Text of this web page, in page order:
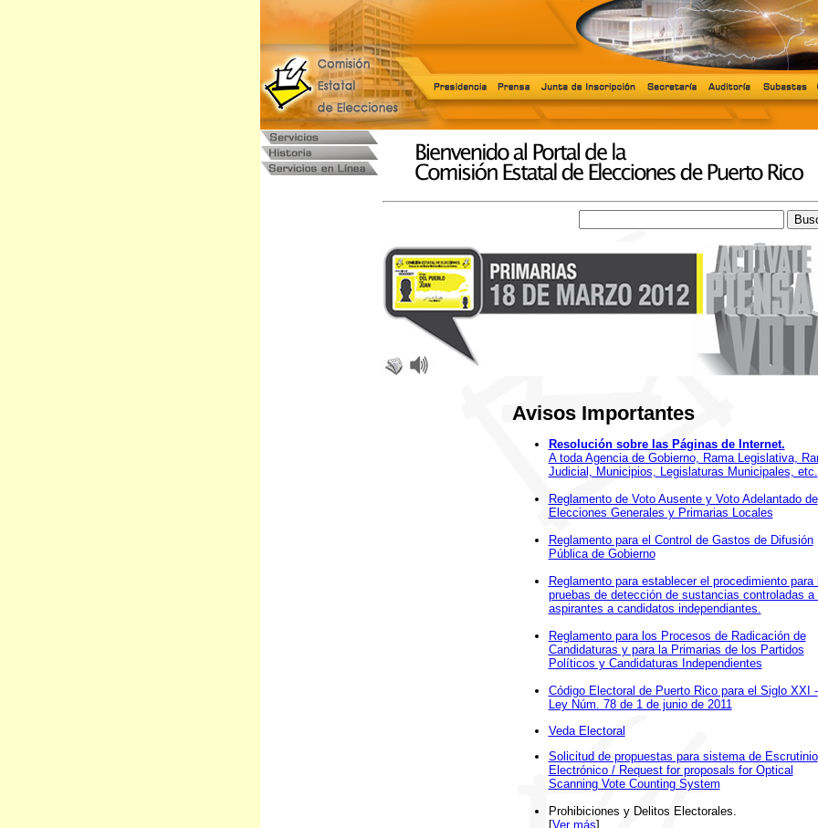
Avisos Importantes
Resolución sobre las Páginas de Internet.
A toda Agencia de Gobierno, Rama Legislativa,
Judicial, Municipios, Legislaturas Municipales, etc.
Reglamento de Voto Ausente y Voto Adelantado de
Elecciones Generales y Primarias Locales
Reglamento para el Control de Gastos de Difusión
Pública de Gobierno
Reglamento para establecer el procedimiento para
pruebas de detección de sustancias controladas a
aspirantes a candidatos independiantes.
Reglamento para los Procesos de Radicación de
Candidaturas y para la Primarias de los Partidos
Políticos y Candidaturas Independientes
Código Electoral de Puerto Rico para el Siglo XXI -
Ley Núm. 78 de 1 de junio de 2011
Veda Electoral
Solicitud de propuestas para sistema de Escrutinio
Electrónico / Request for proposals for Optical
Scanning Vote Counting System
Prohibiciones y Delitos Electorales.
[Ver más]